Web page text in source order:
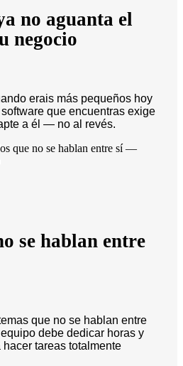
no aguanta el
negocio
erais más pequeños hoy
que encuentras exige
a él — no al revés.
se hablan entre
que no se hablan entre
debe dedicar horas y
tareas totalmente